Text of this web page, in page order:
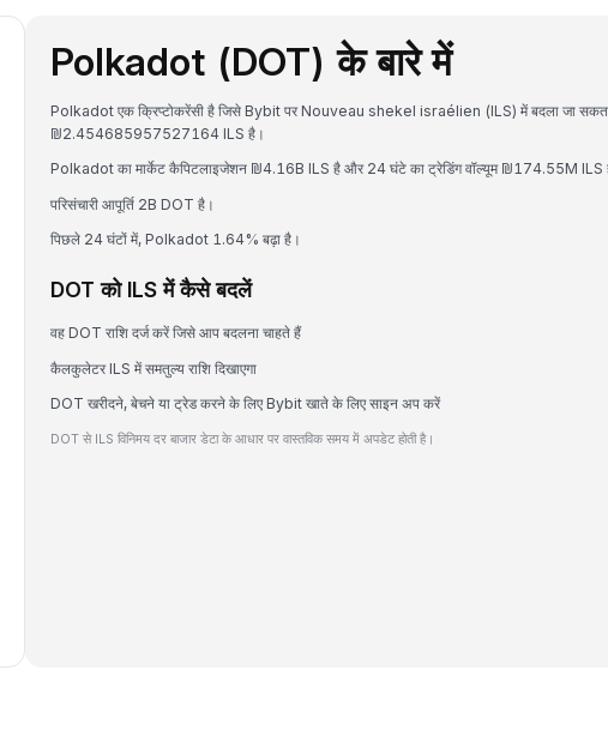
Polkadot (DOT) के बारे में
Polkadot एक क्रिप्टोकरेंसी है जिसे Bybit पर Nouveau shekel israélien (ILS) में बदला जा सकता
₪2.454685957527164 ILS है।
Polkadot का मार्केट कैपिटलाइजेशन ₪4.16B ILS है और 24 घंटे का ट्रेडिंग वॉल्यूम ₪174.55M ILS
परिसंचारी आपूर्ति 2B DOT है।
पिछले 24 घंटों में, Polkadot 1.64% बढ़ा है।
DOT को ILS में कैसे बदलें
वह DOT राशि दर्ज करें जिसे आप बदलना चाहते हैं
कैलकुलेटर ILS में समतुल्य राशि दिखाएगा
DOT खरीदने, बेचने या ट्रेड करने के लिए Bybit खाते के लिए साइन अप करें
DOT से ILS विनिमय दर बाजार डेटा के आधार पर वास्तविक समय में अपडेट होती है।